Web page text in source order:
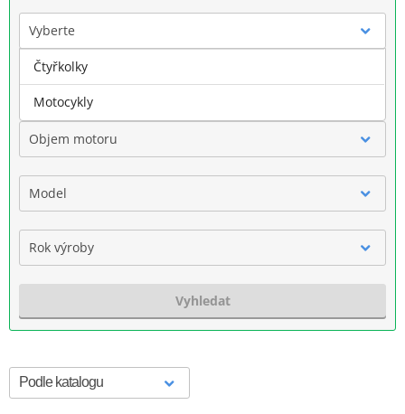
Vyberte
Značka
Objem motoru
Model
Rok výroby
Vyhledat
Čtyřkolky
Motocykly